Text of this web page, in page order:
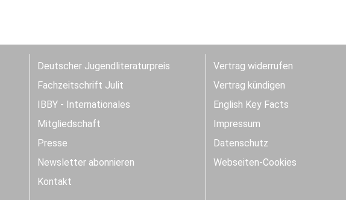
Deutscher Jugendliteraturpreis
Fachzeitschrift Julit
IBBY - Internationales
Mitgliedschaft
Presse
Newsletter abonnieren
Kontakt
Vertrag widerrufen
Vertrag kündigen
English Key Facts
Impressum
Datenschutz
Webseiten-Cookies